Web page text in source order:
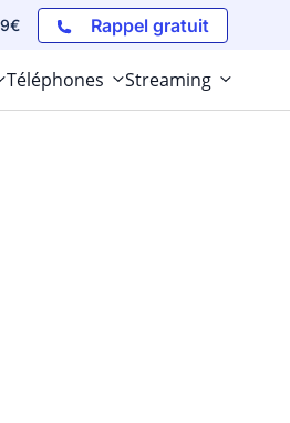
Rappel gratuit
Téléphones Streaming